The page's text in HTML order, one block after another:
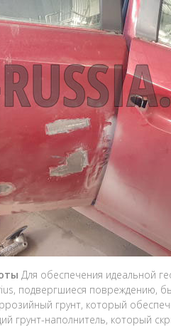
Для обеспечения идеальной
подвергшиеся повреждению,
грунт, который
наполнитель, который